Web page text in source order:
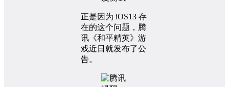
正是因为 iOS13 存
在的这个问题，腾
讯《和平精英》游
戏近日就发布了公
告。